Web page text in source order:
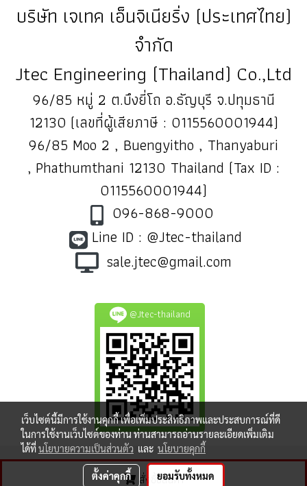
สั่งซื้อสินค้า
บริษัท เจเทค เอ็นจิเนียริ่ง (ประเทศไทย)
จำกัด
Jtec Engineering (Thailand) Co.,Ltd
96/85 หมู่ 2 ต.บึงยี่โถ อ.ธัญบุรี จ.ปทุมธานี
12130 (เลขที่ผู้เสียภาษี : 0115560001944)
96/85 Moo 2 , Buengyitho , Thanyaburi
, Phathumthani 12130 Thailand (Tax ID :
0115560001944)
096-868-9000
Line ID : @Jtec-thailand
sale.jtec@gmail.com
@Jtec-thailand
เว็บไซต์นี้มีการใช้งานคุกกี้ เพื่อเพิ่มประสิทธิภาพและประสบการณ์ที่ดี
ในการใช้งานเว็บไซต์ของท่าน ท่านสามารถอ่านรายละเอียดเพิ่มเติม
ได้ที่นโยบายความเป็นส่วนตัว และ นโยบายคุกกี้
ตั้งค่าคุกกี้ ยอมรับทั้งหมด